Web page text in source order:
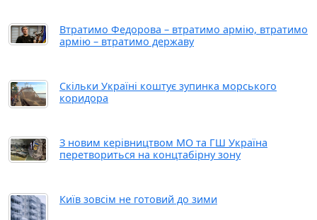
Втратимо Федорова – втратимо армію, втратимо
армію – втратимо державу
Скільки Україні коштує зупинка морського
коридора
З новим керівництвом МО та ГШ Україна
перетвориться на концтабірну зону
Київ зовсім не готовий до зими